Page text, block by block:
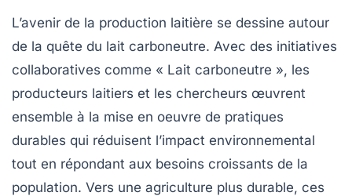
L’avenir de la production laitière se dessine autour
de la quête du lait carboneutre. Avec des initiatives
collaboratives comme « Lait carboneutre », les
producteurs laitiers et les chercheurs œuvrent
ensemble à la mise en oeuvre de pratiques
durables qui réduisent l’impact environnemental
tout en répondant aux besoins croissants de la
population. Vers une agriculture plus durable, ces